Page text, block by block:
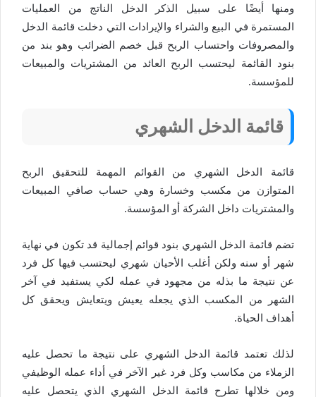
ومنها أيضًا على سبيل الذكر الدخل الناتج من العمليات
المستمرة في البيع والشراء والإيرادات التي دخلت قائمة الدخل
والمصروفات واحتساب الربح قبل خصم الضرائب وهو بند من
بنود القائمة ليحتسب الربح العائد من المشتريات والمبيعات
للمؤسسة.
قائمة الدخل الشهري
قائمة الدخل الشهري من القوائم المهمة للتحقيق الربح
المتوازن من مكسب وخسارة وهي حساب صافي المبيعات
والمشتريات داخل الشركة أو المؤسسة.
تضم قائمة الدخل الشهري بنود قوائم إجمالية قد تكون في نهاية
شهر أو سنه ولكن أغلب الأحيان شهري ليحتسب فيها كل فرد
عن نتيجة ما بذله من مجهود في عمله لكي يستفيد في آخر
الشهر من المكسب الذي يجعله يعيش ويتعايش ويحقق كل
أهداف الحياة.
لذلك تعتمد قائمة الدخل الشهري على نتيجة ما تحصل عليه
الزملاء من مكاسب وكل فرد غير الآخر في أداء عمله الوظيفي
ومن خلالها تطرح قائمة الدخل الشهري الذي يتحصل عليه